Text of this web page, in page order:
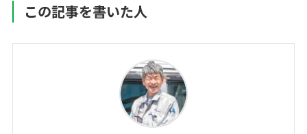
この記事を書いた人